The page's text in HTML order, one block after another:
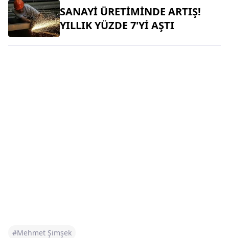
SANAYİ ÜRETİMİNDE ARTIŞ!
YILLIK YÜZDE 7'Yİ AŞTI
#Mehmet Şimşek